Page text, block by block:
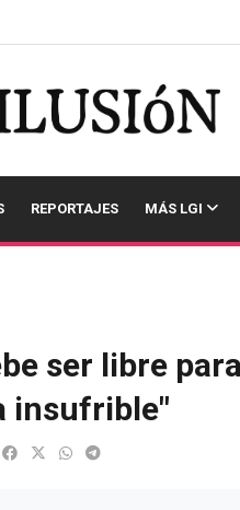
REPORTAJES MÁS LGI
ser libre
insufrible"